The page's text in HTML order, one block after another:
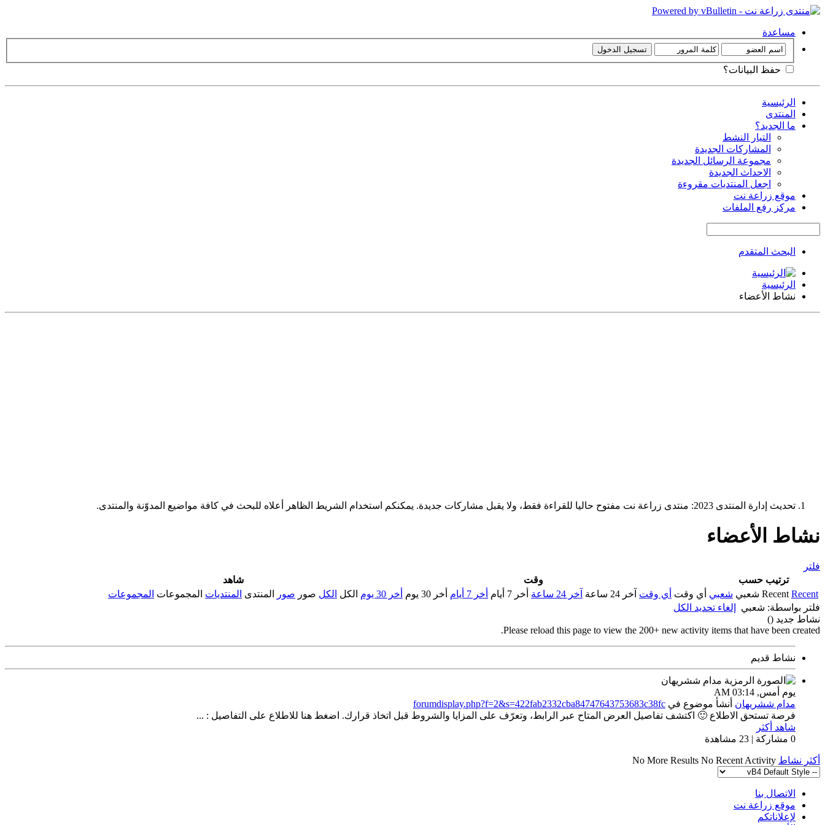
مساعدة
حفظ البيانات؟
الرئيسية
المنتدى
ما الجديد؟
التيار النشط
المشاركات الجديدة
مجموعة الرسائل الجديدة
الاحداث الجديدة
اجعل المنتديات مقروءة
موقع زراعة نت
مركز رفع الملفات
البحث المتقدم
الرئيسية
نشاط الأعضاء
تحديث إدارة المنتدى 2023: منتدى زراعة نت مفتوح حاليا للقراءة فقط، ولا يقبل مشاركات جديدة. يمكنكم استخدام الشريط الظاهر أعلاه للبحث في كافة مواضيع المدوّنة والمنتدى.
نشاط الأعضاء
فلتر
ترتيب حسب
وقت
شاهد
Recent Recent شعبي شعبي أي وقت أي وقت آخر 24 ساعة آخر 24 ساعة أخر 7 أيام أخر 7 أيام أخر 30 يوم أخر 30 يوم الكل الكل صور صور المنتدى المنتديات المجموعات المجموعات
فلتر بواسطة: شعبي
إلغاء تحديد الكل
نشاط جديد ()
Please reload this page to view the 200+ new activity items that have been created.
نشاط قديم
يوم أمس, 03:14 AM
مدام ششريهان أنشأ موضوع في forumdisplay.php?f=2&s=422fab2332cba84747643753683c38fc
فرصة تستحق الاطلاع 🙂 اكتشف تفاصيل العرض المتاح عبر الرابط، وتعرّف على المزايا والشروط قبل اتخاذ قرارك. اضغط هنا للاطلاع على التفاصيل : ...
شاهد أكثر
0 مشاركة | 23 مشاهدة
أكثر نشاط No More Results No Recent Activity
الاتصال بنا
موقع زراعة نت
لإعلاناتكم